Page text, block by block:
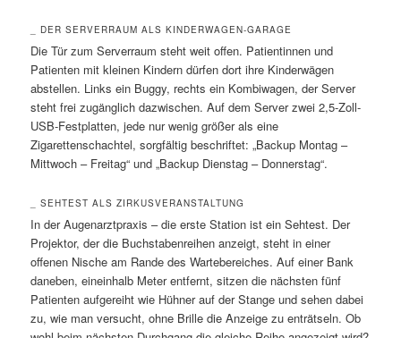
_ DER SERVERRAUM ALS KINDERWAGEN-GARAGE
Die Tür zum Serverraum steht weit offen. Patientinnen und
Patienten mit kleinen Kindern dürfen dort ihre Kinderwägen
abstellen. Links ein Buggy, rechts ein Kombiwagen, der Server
steht frei zugänglich dazwischen. Auf dem Server zwei 2,5-Zoll-
USB-Festplatten, jede nur wenig größer als eine
Zigarettenschachtel, sorgfältig beschriftet: „Backup Montag –
Mittwoch – Freitag“ und „Backup Dienstag – Donnerstag“.
_ SEHTEST ALS ZIRKUSVERANSTALTUNG
In der Augenarztpraxis – die erste Station ist ein Sehtest. Der
Projektor, der die Buchstabenreihen anzeigt, steht in einer
offenen Nische am Rande des Wartebereiches. Auf einer Bank
daneben, eineinhalb Meter entfernt, sitzen die nächsten fünf
Patienten aufgereiht wie Hühner auf der Stange und sehen dabei
zu, wie man versucht, ohne Brille die Anzeige zu enträtseln. Ob